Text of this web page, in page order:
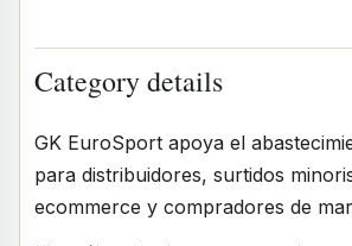
Category details
GK EuroSport apoya el
para distribuidores, surtidos
ecommerce y compradores de